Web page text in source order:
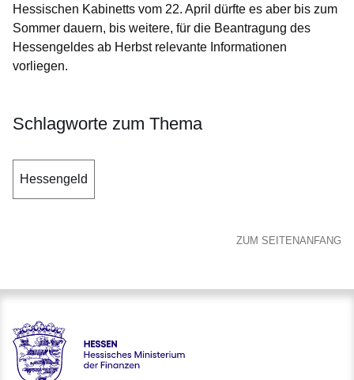
Hessischen Kabinetts vom 22. April dürfte es aber bis zum
Sommer dauern, bis weitere, für die Beantragung des
Hessengeldes ab Herbst relevante Informationen
vorliegen.
Schlagworte zum Thema
Hessengeld
ZUM SEITENANFANG